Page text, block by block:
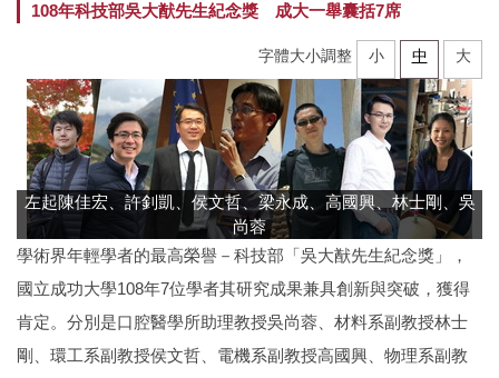
108年科技部吳大猷先生紀念獎 成大一舉囊括7席
字體大小調整 小 中 大
左起陳佳宏、許釗凱、侯文哲、梁永成、高國興、林士剛、吳
尚蓉
學術界年輕學者的最高榮譽－科技部「吳大猷先生紀念獎」，
國立成功大學108年7位學者其研究成果兼具創新與突破，獲得
肯定。分別是口腔醫學所助理教授吳尚蓉、材料系副教授林士
剛、環工系副教授侯文哲、電機系副教授高國興、物理系副教